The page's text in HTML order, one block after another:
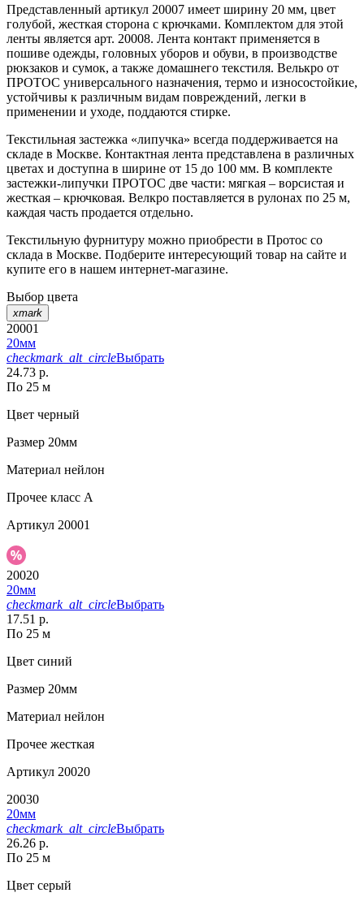
Представленный артикул 20007 имеет ширину 20 мм, цвет
голубой, жесткая сторона с крючками. Комплектом для этой
ленты является арт. 20008. Лента контакт применяется в
пошиве одежды, головных уборов и обуви, в производстве
рюкзаков и сумок, а также домашнего текстиля. Велькро от
ПРОТОС универсального назначения, термо и износостойкие,
устойчивы к различным видам повреждений, легки в
применении и уходе, поддаются стирке.
Текстильная застежка «липучка» всегда поддерживается на
складе в Москве. Контактная лента представлена в различных
цветах и доступна в ширине от 15 до 100 мм. В комплекте
застежки-липучки ПРОТОС две части: мягкая – ворсистая и
жесткая – крючковая. Велкро поставляется в рулонах по 25 м,
каждая часть продается отдельно.
Текстильную фурнитуру можно приобрести в Протос со
склада в Москве. Подберите интересующий товар на сайте и
купите его в нашем интернет-магазине.
Выбор цвета
xmark
20001
20мм
checkmark_alt_circleВыбрать
24.73 р.
По 25 м
Цвет черный
Размер 20мм
Материал нейлон
Прочее класс А
Артикул 20001
20020
20мм
checkmark_alt_circleВыбрать
17.51 р.
По 25 м
Цвет синий
Размер 20мм
Материал нейлон
Прочее жесткая
Артикул 20020
20030
20мм
checkmark_alt_circleВыбрать
26.26 р.
По 25 м
Цвет серый